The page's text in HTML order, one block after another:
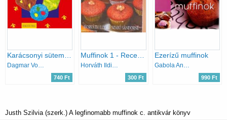
Dagmar Von Cramm
740 Ft
Horváth Ildikó; Szabó Sándorné
300 Ft
Ezerízű muffinok
Gabola András Halmos Mónika
990 Ft
Justh Szilvia (szerk.) A legfinomabb muffinok c. antikvár könyv